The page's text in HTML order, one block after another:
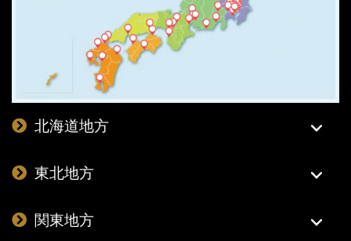
北海道地方
東北地方
関東地方